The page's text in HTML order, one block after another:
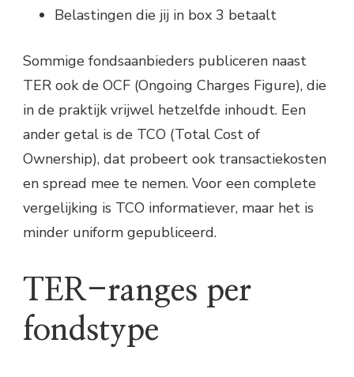
Belastingen die jij in box 3 betaalt
Sommige fondsaanbieders publiceren naast
TER ook de OCF (Ongoing Charges Figure), die
in de praktijk vrijwel hetzelfde inhoudt. Een
ander getal is de TCO (Total Cost of
Ownership), dat probeert ook transactiekosten
en spread mee te nemen. Voor een complete
vergelijking is TCO informatiever, maar het is
minder uniform gepubliceerd.
TER-ranges per
fondstype